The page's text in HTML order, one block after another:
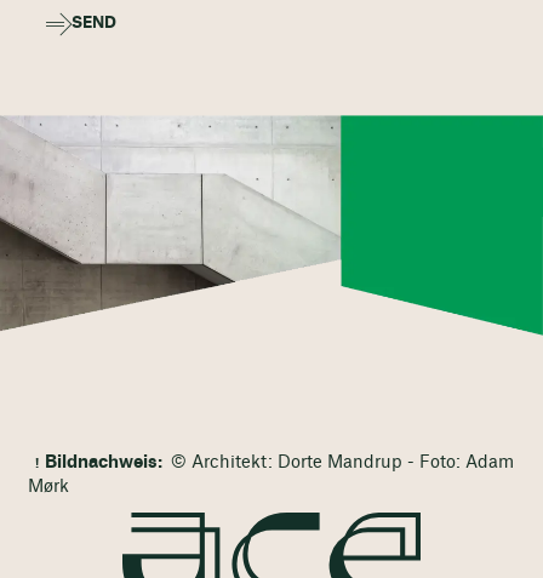
SEND
Bildnachweis: © Architekt: Dorte Mandrup - Foto: Adam
Mørk